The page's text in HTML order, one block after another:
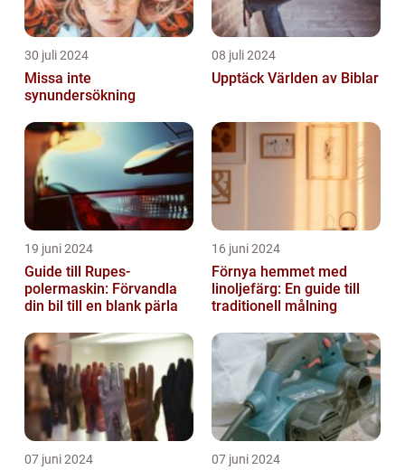
30 juli 2024
Missa inte
synundersökning
08 juli 2024
Upptäck Världen av Biblar
19 juni 2024
Guide till Rupes-
polermaskin: Förvandla
din bil till en blank pärla
16 juni 2024
Förnya hemmet med
linoljefärg: En guide till
traditionell målning
07 juni 2024 07 juni 2024